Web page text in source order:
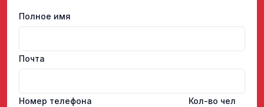
Полное имя
Почта
Номер телефона Кол-во чел